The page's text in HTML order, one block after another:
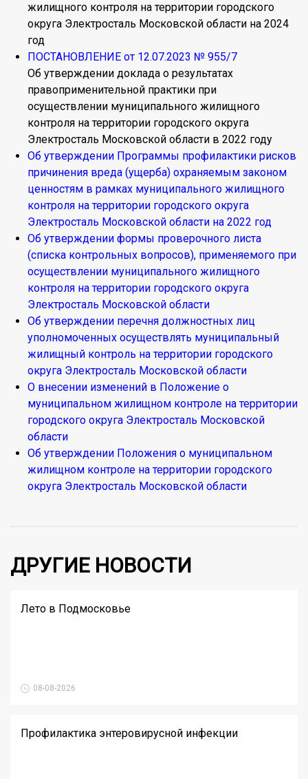
жилищного контроля на территории городского
округа Электросталь Московской области на 2024
год
ПОСТАНОВЛЕНИЕ от 12.07.2023 № 955/7
Об утверждении доклада о результатах
правоприменительной практики при
осуществлении муниципального жилищного
контроля на территории городского округа
Электросталь Московской области в 2022 году
Об утверждении Программы профилактики рисков
причинения вреда (ущерба) охраняемым законом
ценностям в рамках муниципального жилищного
контроля на территории городского округа
Электросталь Московской области на 2022 год
Об утверждении формы проверочного листа
(списка контрольных вопросов), применяемого при
осуществлении муниципального жилищного
контроля на территории городского округа
Электросталь Московской области
Об утверждении перечня должностных лиц
уполномоченных осуществлять муниципальный
жилищный контроль на территории городского
округа Электросталь Московской области
О внесении изменений в Положение о
муниципальном жилищном контроле на территории
городского округа Электросталь Московской
области
Об утверждении Положения о муниципальном
жилищном контроле на территории городского
округа Электросталь Московской области
ДРУГИЕ НОВОСТИ
Лето в Подмосковье
08-08-2026
Профилактика энтеровирусной инфекции